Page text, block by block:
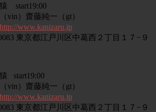
start19:00
vin）齋藤純一（gt）
http://www.kanizaru.jp
東京都江戸川区中葛西２丁目１７−９
start19:00
vin）齋藤純一（gt）
http://www.kanizaru.jp
東京都江戸川区中葛西２丁目１７−９